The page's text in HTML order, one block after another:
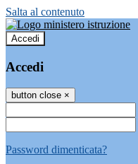
Salta al contenuto
Accedi
Accedi
button close ×
Password dimenticata?